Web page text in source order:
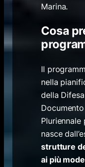
Marina.
Cosa
Il
nella
della
nasce
strutture
ai più